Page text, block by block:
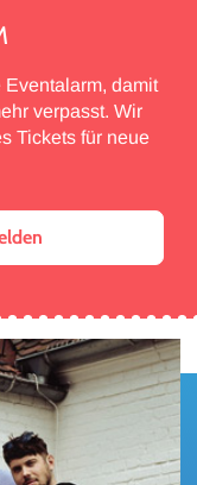
damit
verpasst. Wir
Tickets für neue